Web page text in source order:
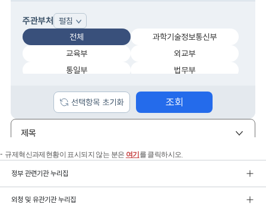
규제혁신과제현황이 표시되지 않는 분은 여기 를 클릭하시오.
정부 관련기관 누리집
외청 및 유관기관 누리집